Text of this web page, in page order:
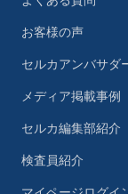
お客様の声
セルカアンバサダ
メディア掲載事例
セルカ編集部紹介
検査員紹介